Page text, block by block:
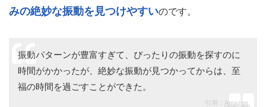
みの絶妙な振動を見つけやすいのです。
振動パターンが豊富すぎて、ぴったりの振動を探すのに
時間がかかったが、絶妙な振動が見つかってからは、至
福の時間を過ごすことができた。
引用： Amazon